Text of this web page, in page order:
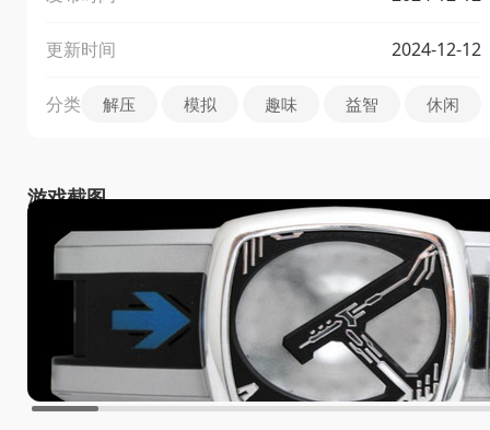
更新时间 2024-12-12
分类 解压 模拟 趣味 益智 休闲
游戏截图